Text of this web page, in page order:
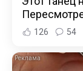
126 54